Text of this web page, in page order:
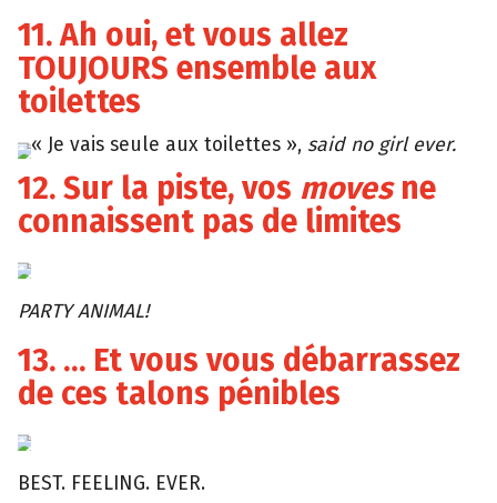
11. Ah oui, et vous allez
TOUJOURS ensemble aux
toilettes
« Je vais seule aux toilettes », said no girl ever.
12. Sur la piste, vos movesne
connaissent pas de limites
Giphy
PARTY ANIMAL!
13. … Et vous vous débarrassez
de ces talons pénibles
Tumblr
BEST. FEELING. EVER.